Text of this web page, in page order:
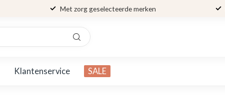
Met zorg geselecteerde merken
Klantenservice SALE